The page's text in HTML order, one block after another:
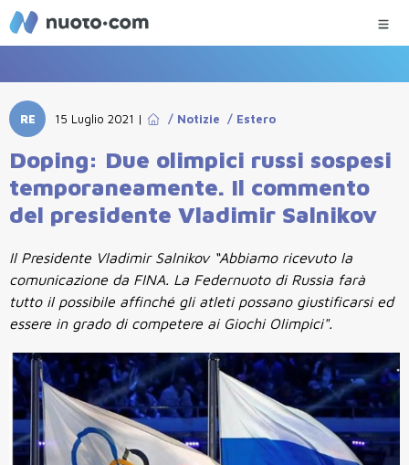
RE 15 Luglio 2021 | / Notizie / Estero
Doping: Due olimpici russi sospesi
temporaneamente. Il commento
del presidente Vladimir Salnikov
Il Presidente Vladimir Salnikov “Abbiamo ricevuto la
comunicazione da FINA. La Federnuoto di Russia farà
tutto il possibile affinché gli atleti possano giustificarsi ed
essere in grado di competere ai Giochi Olimpici".